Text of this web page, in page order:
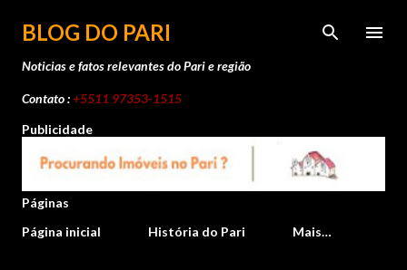
Pular para o conteúdo principal
BLOG DO PARI
Noticias e fatos relevantes do Pari e região
Contato :+5511 97353-1515
Publicidade
Páginas
Página inicial
História do Pari Mais…